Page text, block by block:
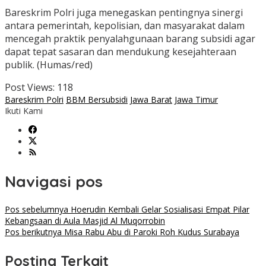
Bareskrim Polri juga menegaskan pentingnya sinergi
antara pemerintah, kepolisian, dan masyarakat dalam
mencegah praktik penyalahgunaan barang subsidi agar
dapat tepat sasaran dan mendukung kesejahteraan
publik. (Humas/red)
Post Views: 118
Bareskrim Polri BBM Bersubsidi Jawa Barat Jawa Timur
Ikuti Kami
Navigasi pos
Pos sebelumnya Hoerudin Kembali Gelar Sosialisasi Empat Pilar
Kebangsaan di Aula Masjid Al Muqorrobin
Pos berikutnya Misa Rabu Abu di Paroki Roh Kudus Surabaya
Posting Terkait